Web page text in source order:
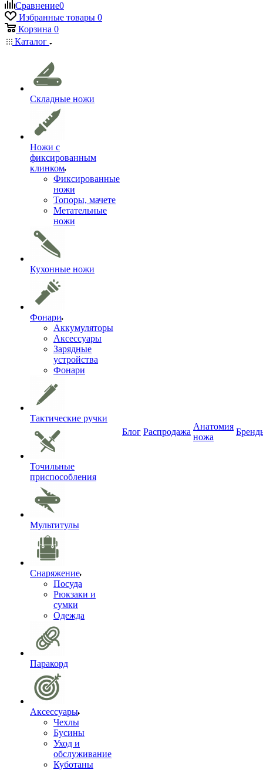
Сравнение0
Избранные товары 0
Корзина 0
Каталог
Складные ножи
Ножи с
фиксированным
клинком
Фиксированные
ножи
Топоры, мачете
Метательные
ножи
Кухонные ножи
Фонари
Аккумуляторы
Аксессуары
Зарядные
устройства
Фонари
Тактические ручки
Точильные
приспособления
Мультитулы
Снаряжение
Посуда
Рюкзаки и
сумки
Одежда
Паракорд
Аксессуары
Чехлы
Бусины
Уход и
обслуживание
Куботаны
Блог Распродажа
Анатомия
ножа